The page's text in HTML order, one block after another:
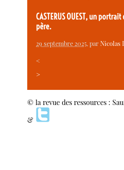
CASTERUS OUEST, un
père.
29 septembre 2025, parNicolas
<
>
© la revue des ressources :
&